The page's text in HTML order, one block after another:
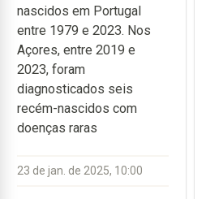
nascidos em Portugal
entre 1979 e 2023. Nos
Açores, entre 2019 e
2023, foram
diagnosticados seis
recém-nascidos com
doenças raras
23 de jan. de 2025, 10:00